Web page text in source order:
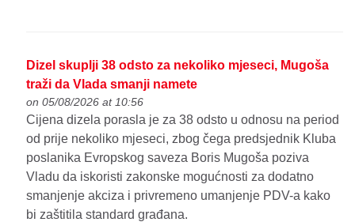
Dizel skuplji 38 odsto za nekoliko mjeseci, Mugoša
traži da Vlada smanji namete
on 05/08/2026 at 10:56
Cijena dizela porasla je za 38 odsto u odnosu na period
od prije nekoliko mjeseci, zbog čega predsjednik Kluba
poslanika Evropskog saveza Boris Mugoša poziva
Vladu da iskoristi zakonske mogućnosti za dodatno
smanjenje akciza i privremeno umanjenje PDV-a kako
bi zaštitila standard građana.